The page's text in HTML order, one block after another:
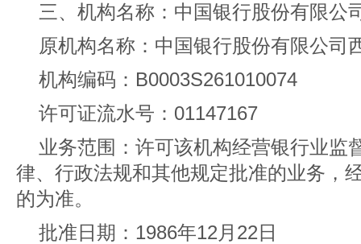
三、机构名称：中国银行股份有限公
原机构名称：中国银行股份有限公司
机构编码：B0003S261010074
许可证流水号：01147167
业务范围：许可该机构经营银行业监
律、行政法规和其他规定批准的业务，
的为准。
批准日期：1986年12月22日